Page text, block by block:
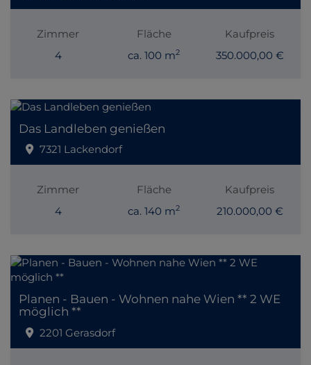
Zimmer
4
Fläche
ca. 100 m2
Kaufpreis
350.000,00 €
Das Landleben genießen
7321 Lackendorf
Zimmer
4
Fläche
ca. 140 m2
Kaufpreis
210.000,00 €
Planen - Bauen - Wohnen nahe Wien ** 2 WE
möglich **
2201 Gerasdorf